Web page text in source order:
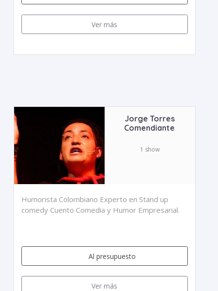
Ver más
Jorge Torres
Comendiante
1 show
Humorista Colombiano Experto en Stand up
comedy Cuento Comedia y Humor Empresarial.
Al presupuesto
Ver más